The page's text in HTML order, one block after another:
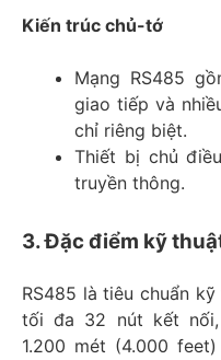
Kiến trúc chủ-tớ
Mạng RS485
giao tiếp và
chỉ riêng biệt.
Thiết bị chủ
truyền thông.
3. Đặc điểm kỹ
RS485 là tiêu chuẩn
tối đa 32 nút kết
1.200 mét (4.000